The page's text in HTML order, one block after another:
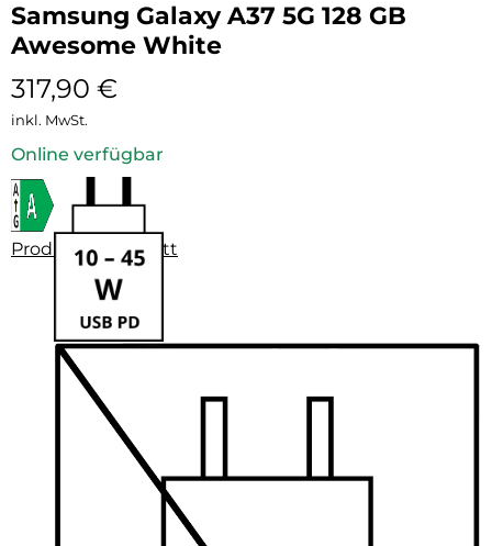
Samsung Galaxy A37 5G 128 GB
Awesome White
317,90 €
inkl. MwSt.
Online verfügbar
Produktdatenblatt